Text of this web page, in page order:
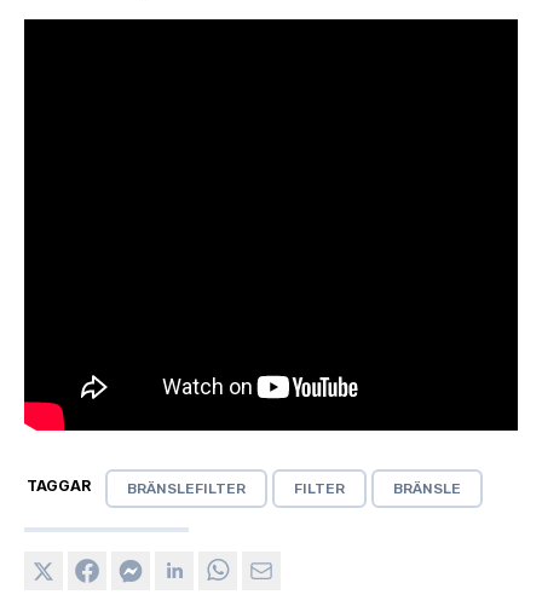
TAGGAR BRÄNSLEFILTER FILTER BRÄNSLE